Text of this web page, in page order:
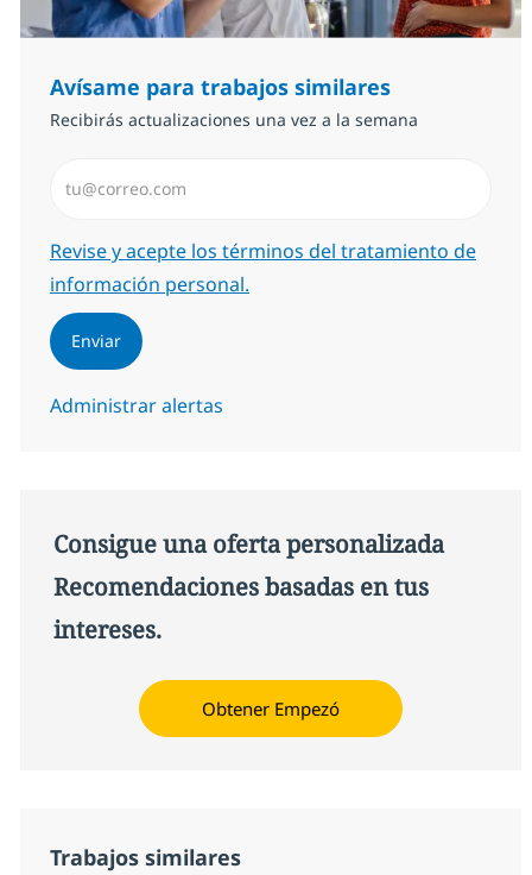
Avísame para trabajos similares
Recibirás actualizaciones una vez a la semana
Required
Revise y acepte los términos del tratamiento de
información personal.
Enviar
Administrar alertas
Consigue una oferta personalizada
Recomendaciones basadas en tus
intereses.
Obtener Empezó
Trabajos similares